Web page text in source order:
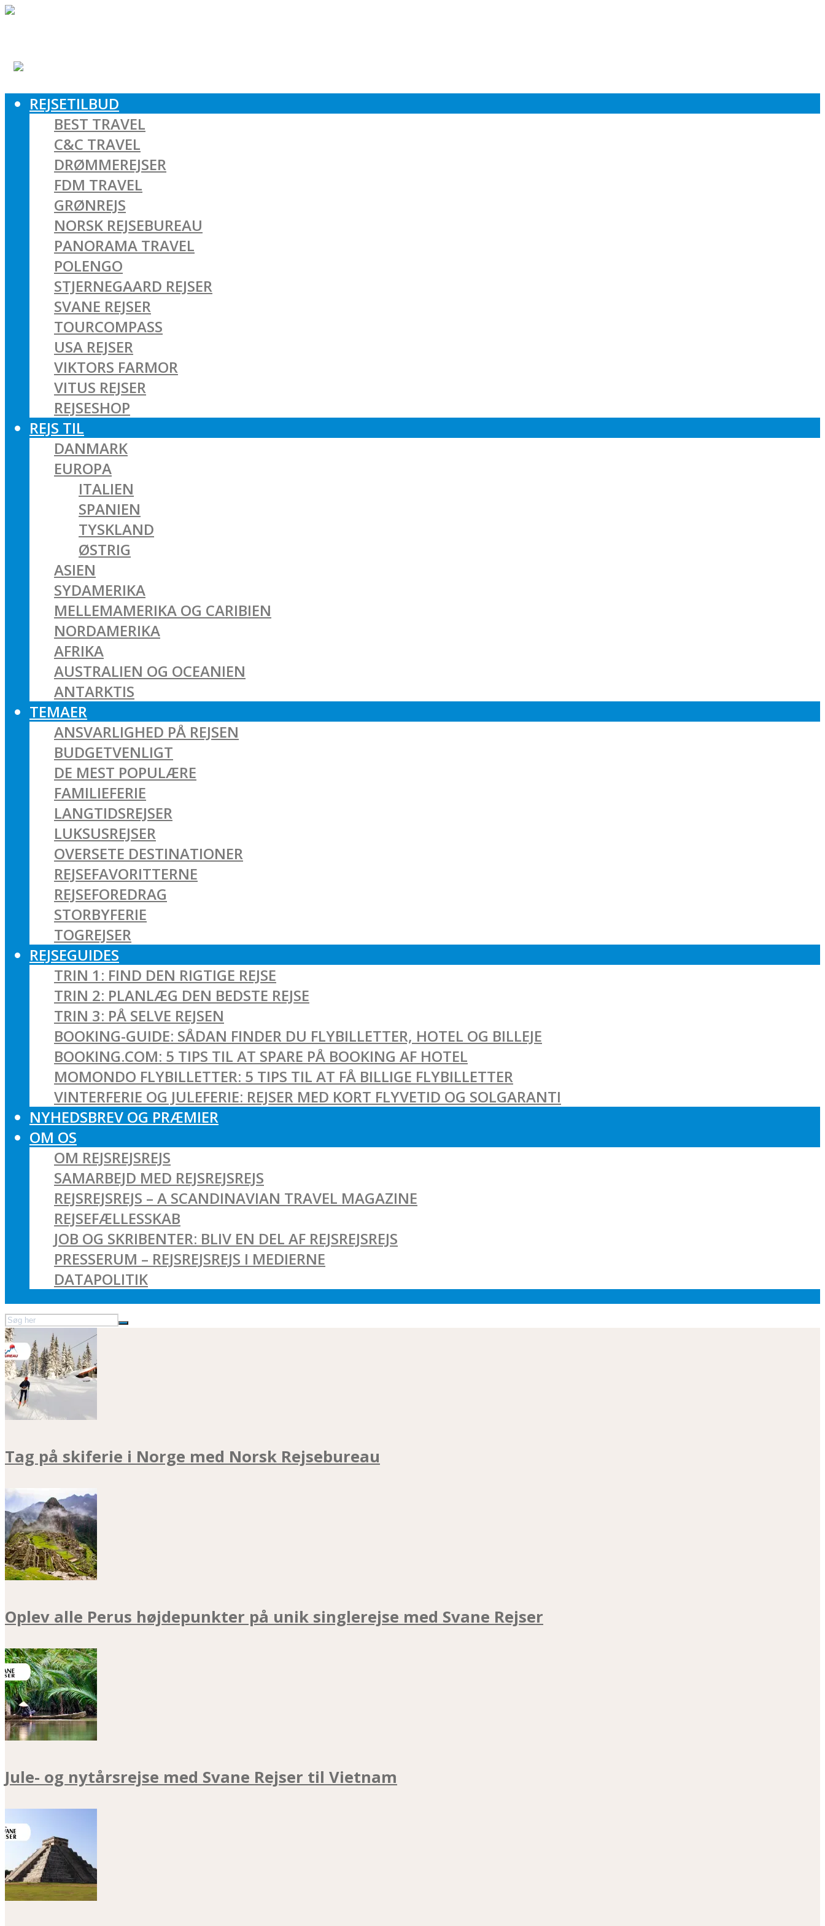
REJSETILBUD
BEST TRAVEL
C&C TRAVEL
DRØMMEREJSER
FDM TRAVEL
GRØNREJS
NORSK REJSEBUREAU
PANORAMA TRAVEL
POLENGO
STJERNEGAARD REJSER
SVANE REJSER
TOURCOMPASS
USA REJSER
VIKTORS FARMOR
VITUS REJSER
REJSESHOP
REJS TIL
DANMARK
EUROPA
ITALIEN
SPANIEN
TYSKLAND
ØSTRIG
ASIEN
SYDAMERIKA
MELLEMAMERIKA OG CARIBIEN
NORDAMERIKA
AFRIKA
AUSTRALIEN OG OCEANIEN
ANTARKTIS
TEMAER
ANSVARLIGHED PÅ REJSEN
BUDGETVENLIGT
DE MEST POPULÆRE
FAMILIEFERIE
LANGTIDSREJSER
LUKSUSREJSER
OVERSETE DESTINATIONER
REJSEFAVORITTERNE
REJSEFOREDRAG
STORBYFERIE
TOGREJSER
REJSEGUIDES
TRIN 1: FIND DEN RIGTIGE REJSE
TRIN 2: PLANLÆG DEN BEDSTE REJSE
TRIN 3: PÅ SELVE REJSEN
BOOKING-GUIDE: SÅDAN FINDER DU FLYBILLETTER, HOTEL OG BILLEJE
BOOKING.COM: 5 TIPS TIL AT SPARE PÅ BOOKING AF HOTEL
MOMONDO FLYBILLETTER: 5 TIPS TIL AT FÅ BILLIGE FLYBILLETTER
VINTERFERIE OG JULEFERIE: REJSER MED KORT FLYVETID OG SOLGARANTI
NYHEDSBREV OG PRÆMIER
OM OS
OM REJSREJSREJS
SAMARBEJD MED REJSREJSREJS
REJSREJSREJS – A SCANDINAVIAN TRAVEL MAGAZINE
REJSEFÆLLESSKAB
JOB OG SKRIBENTER: BLIV EN DEL AF REJSREJSREJS
PRESSERUM – REJSREJSREJS I MEDIERNE
DATAPOLITIK
Tag på skiferie i Norge med Norsk Rejsebureau
Oplev alle Perus højdepunkter på unik singlerejse med Svane Rejser
Jule- og nytårsrejse med Svane Rejser til Vietnam